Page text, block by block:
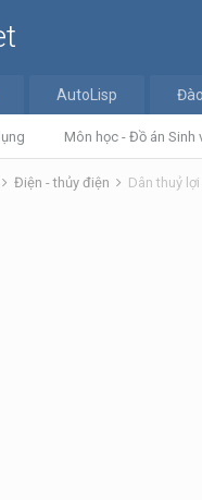
Môn học - Đồ án Sinh
AutoLisp
Điện - thủy điện Dân thuỷ